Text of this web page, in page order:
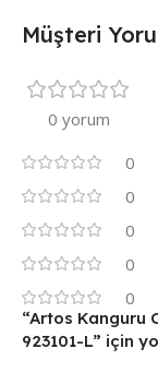
Müşteri
0 yorum
0
0
0
0
0
“Artos Kanguru
923101-L” için